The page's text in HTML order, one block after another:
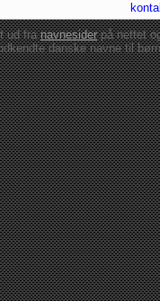
ud franavnesiderpå nettet
danskenavne til børn